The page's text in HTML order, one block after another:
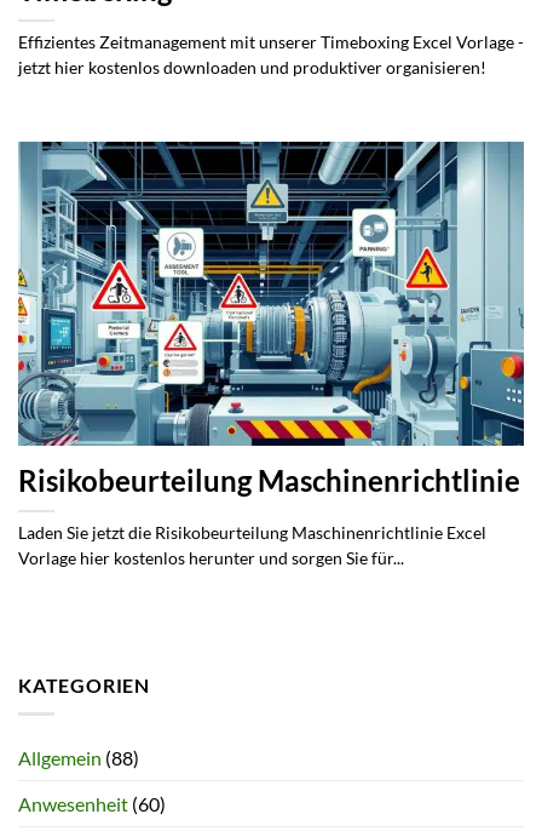
Effizientes Zeitmanagement mit unserer Timeboxing Excel Vorlage -
jetzt hier kostenlos downloaden und produktiver organisieren!
Risikobeurteilung Maschinenrichtlinie
Laden Sie jetzt die Risikobeurteilung Maschinenrichtlinie Excel
Vorlage hier kostenlos herunter und sorgen Sie für...
KATEGORIEN
Allgemein (88)
Anwesenheit (60)